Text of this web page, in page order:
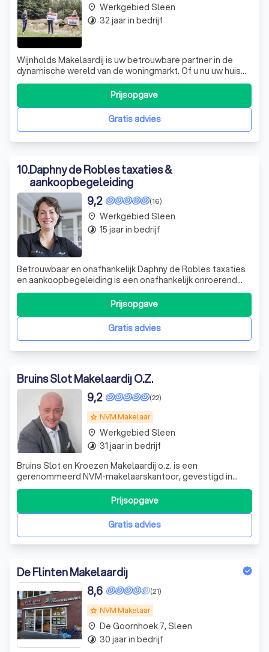
Wijnholds Makelaardij is uw betrouwbare partner in de
dynamische wereld van de woningmarkt. Of u nu uw huis
wilt verkopen, een nieuwe woning zoekt of een
deskundige taxatie nodig heeft, wij staan voor u klaar met
deskundig advies en persoonlijke begeleiding. Onze
ervaren makelaars en taxateurs onder
Gratis advies
Prijsopgave
place Werkgebied Sleen
timelapse 32 jaar in bedrijf
10.Daphny de Robles taxaties &
aankoopbegeleiding
(16)
9,2
Betrouwbaar en onafhankelijk Daphny de Robles taxaties
en aankoopbegeleiding is een onafhankelijk onroerend
goed kantoor voor particuliere en zakelijke
opdrachtgevers. Met meer dan twintig jaar ervaring is
Daphny de Robles een betrouwbare en professionele
makelaar-taxateur in het Overijsselse Vechtd
Gratis advies
Prijsopgave
place Werkgebied Sleen
timelapse 15 jaar in bedrijf
Bruins Slot Makelaardij O.Z.
grade NVM Makelaar
(22)
9,2
Bruins Slot en Kroezen Makelaardij o.z. is een
gerenommeerd NVM-makelaarskantoor, gevestigd in
Hollandscheveld. Sinds 1995 zijn wij gespecialiseerd in
onroerend goed en bieden wij deskundige begeleiding bij
aan- en verkoop, huur en verhuur, taxaties, hypotheken en
beheer van onroerend goed. Ons comp
Gratis advies
Prijsopgave
place Werkgebied Sleen
timelapse 31 jaar in bedrijf
De Flinten Makelaardij
grade NVM Makelaar
(21)
8,6
place De Goornhoek 7, Sleen
timelapse 30 jaar in bedrijf